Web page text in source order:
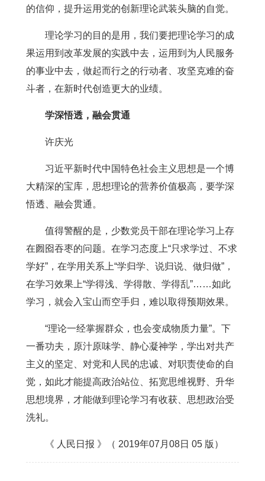
的信仰，提升运用党的创新理论武装头脑的自觉。
理论学习的目的是用，我们要把理论学习的成
果运用到改革发展的实践中去，运用到为人民服务
的事业中去，做起而行之的行动者、攻坚克难的奋
斗者，在新时代创造更大的业绩。
学深悟透，融会贯通
许庆光
习近平新时代中国特色社会主义思想是一个博
大精深的宝库，思想理论的营养价值极高，要学深
悟透、融会贯通。
值得警醒的是，少数党员干部在理论学习上存
在囫囵吞枣的问题。在学习态度上“只求学过、不求
学好”，在学用关系上“学归学、说归说、做归做”，
在学习效果上“学得浅、学得散、学得乱”……如此
学习，就会入宝山而空手归，难以取得预期效果。
“理论一经掌握群众，也会变成物质力量”。下
一番功夫，原汁原味学、静心凝神学，学出对共产
主义的坚定、对党和人民的忠诚、对职责使命的自
觉，如此才能提高政治站位、拓宽思维视野、升华
思想境界，才能做到理论学习有收获、思想政治受
洗礼。
《 人民日报 》（ 2019年07月08日 05 版）